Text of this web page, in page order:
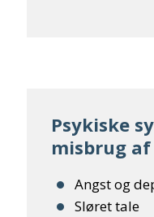
Psykiske
misbrug
Angst og
Sløret tale